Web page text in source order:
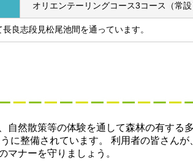
オリエンテーリングコース3コース（常設
良志段見松尾池間を通っています。
自然散策等の体験を通して森林の有する
に整備されています。 利用者の皆さんが
マナーを守りましょう。